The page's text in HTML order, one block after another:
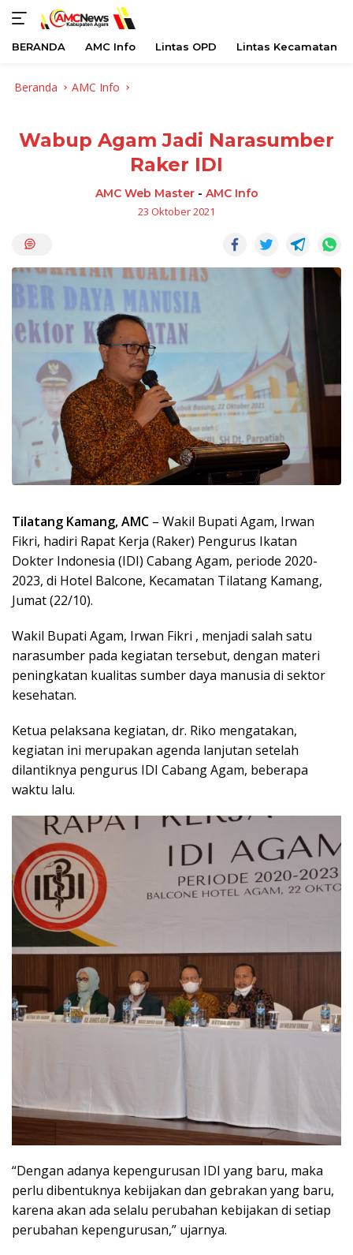
BERANDA AMC Info Lintas OPD Lintas Kecamatan
Beranda AMC Info
Wabup Agam Jadi Narasumber
Raker IDI
AMC Web Master- AMC Info
23 Oktober 2021
Tilatang Kamang, AMC – Wakil Bupati Agam, Irwan
Fikri, hadiri Rapat Kerja (Raker) Pengurus Ikatan
Dokter Indonesia (IDI) Cabang Agam, periode 2020-
2023, di Hotel Balcone, Kecamatan Tilatang Kamang,
Jumat (22/10).
Wakil Bupati Agam, Irwan Fikri , menjadi salah satu
narasumber pada kegiatan tersebut, dengan materi
peningkatan kualitas sumber daya manusia di sektor
kesehatan.
Ketua pelaksana kegiatan, dr. Riko mengatakan,
kegiatan ini merupakan agenda lanjutan setelah
dilantiknya pengurus IDI Cabang Agam, beberapa
waktu lalu.
“Dengan adanya kepengurusan IDI yang baru, maka
perlu dibentuknya kebijakan dan gebrakan yang baru,
karena akan ada selalu perubahan kebijakan di setiap
perubahan kepengurusan,” ujarnya.